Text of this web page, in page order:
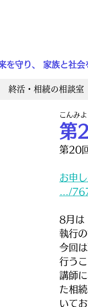
を守り、 家族と社
終活・相続の相談室
第
こんみよ
第20
お申
…/
8月は
執行
今回
行う
講師
た相
いて